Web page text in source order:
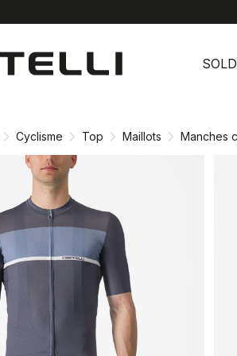
Cyclisme Top Maillots Manches